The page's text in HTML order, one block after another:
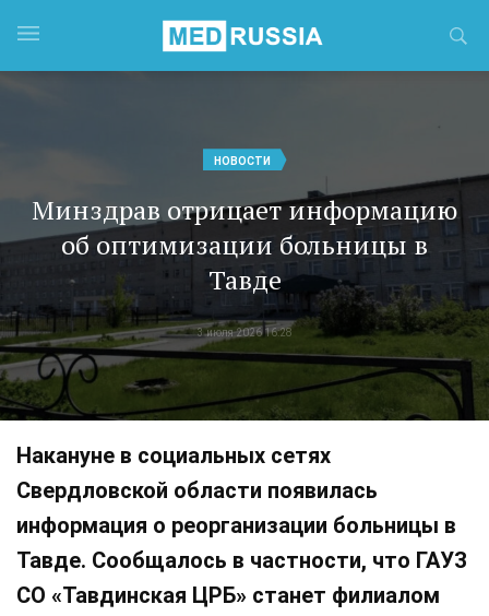
НОВОСТИ
Минздрав отрицает информацию
об оптимизации больницы в
Тавде
3 июля 2026 16:28
Накануне в социальных сетях
Свердловской области появилась
информация о реорганизации больницы в
Тавде. Сообщалось в частности, что ГАУЗ
СО «Тавдинская ЦРБ» станет филиалом